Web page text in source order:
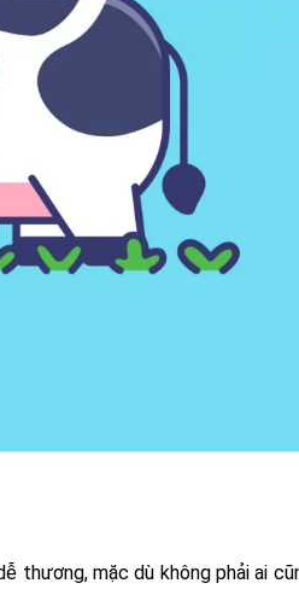
thương, mặc dù không phải ai